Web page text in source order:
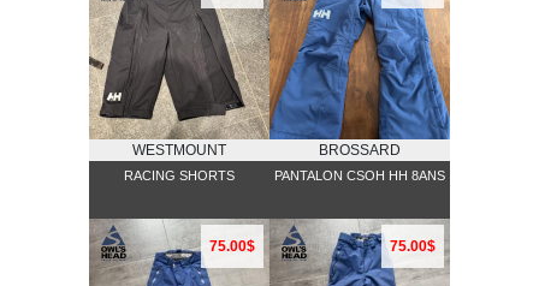
WESTMOUNT
RACING SHORTS
BROSSARD
PANTALON CSOH HH 8ANS
75.00$ 75.00$